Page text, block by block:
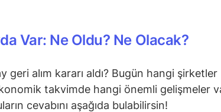
Var: Ne Oldu? Ne Olacak?
geri alım kararı aldı? Bugün hangi şirketler
takvimde hangi önemli gelişmeler
cevabını aşağıda bulabilirsin!